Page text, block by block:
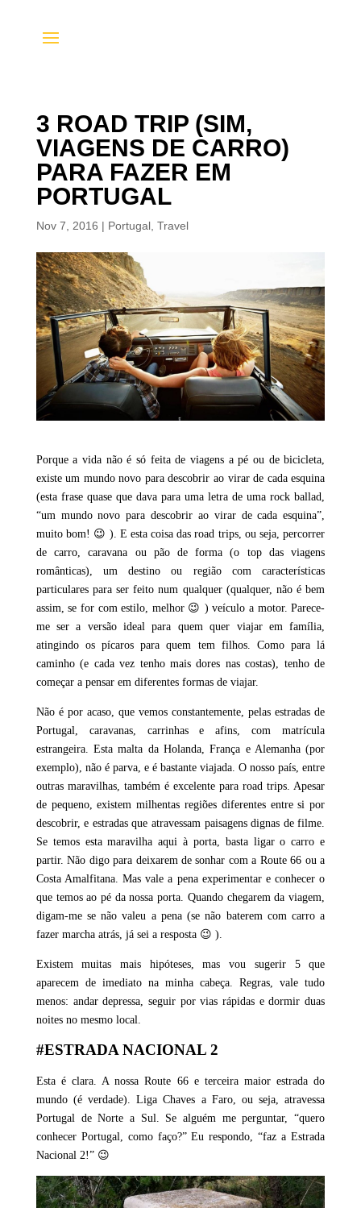
3 ROAD TRIP (SIM,
VIAGENS DE CARRO)
PARA FAZER EM
PORTUGAL
Nov 7, 2016 | Portugal, Travel
Porque a vida não é só feita de viagens a pé ou de bicicleta,
existe um mundo novo para descobrir ao virar de cada esquina
(esta frase quase que dava para uma letra de uma rock ballad,
“um mundo novo para descobrir ao virar de cada esquina”,
muito bom! 😉 ). E esta coisa das road trips, ou seja, percorrer
de carro, caravana ou pão de forma (o top das viagens
românticas), um destino ou região com características
particulares para ser feito num qualquer (qualquer, não é bem
assim, se for com estilo, melhor 😉 ) veículo a motor. Parece-
me ser a versão ideal para quem quer viajar em família,
atingindo os pícaros para quem tem filhos. Como para lá
caminho (e cada vez tenho mais dores nas costas), tenho de
começar a pensar em diferentes formas de viajar.
Não é por acaso, que vemos constantemente, pelas estradas de
Portugal, caravanas, carrinhas e afins, com matrícula
estrangeira. Esta malta da Holanda, França e Alemanha (por
exemplo), não é parva, e é bastante viajada. O nosso país, entre
outras maravilhas, também é excelente para road trips. Apesar
de pequeno, existem milhentas regiões diferentes entre si por
descobrir, e estradas que atravessam paisagens dignas de filme.
Se temos esta maravilha aqui à porta, basta ligar o carro e
partir. Não digo para deixarem de sonhar com a Route 66 ou a
Costa Amalfitana. Mas vale a pena experimentar e conhecer o
que temos ao pé da nossa porta. Quando chegarem da viagem,
digam-me se não valeu a pena (se não baterem com carro a
fazer marcha atrás, já sei a resposta 😉 ).
Existem muitas mais hipóteses, mas vou sugerir 5 que
aparecem de imediato na minha cabeça. Regras, vale tudo
menos: andar depressa, seguir por vias rápidas e dormir duas
noites no mesmo local.
#ESTRADA NACIONAL 2
Esta é clara. A nossa Route 66 e terceira maior estrada do
mundo (é verdade). Liga Chaves a Faro, ou seja, atravessa
Portugal de Norte a Sul. Se alguém me perguntar, “quero
conhecer Portugal, como faço?” Eu respondo, “faz a Estrada
Nacional 2!” 😉